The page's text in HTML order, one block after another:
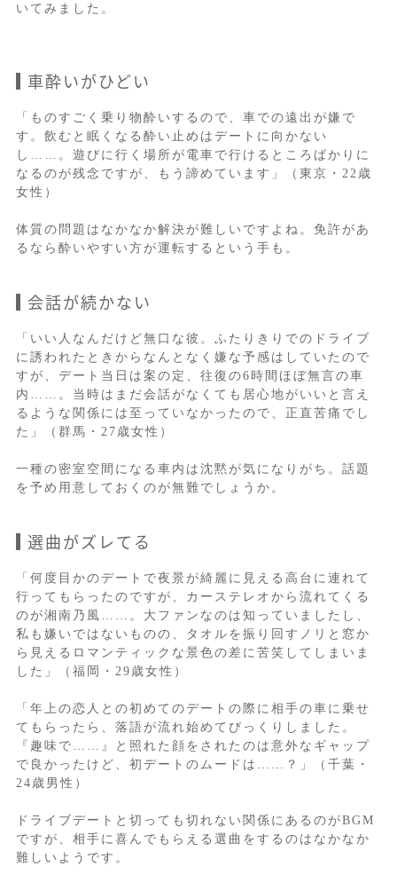
いてみました。
車酔いがひどい
「ものすごく乗り物酔いするので、車での遠出が嫌で
す。飲むと眠くなる酔い止めはデートに向かない
し……。遊びに行く場所が電車で行けるところばかりに
なるのが残念ですが、もう諦めています」（東京・22歳
女性）
体質の問題はなかなか解決が難しいですよね。免許があ
るなら酔いやすい方が運転するという手も。
会話が続かない
「いい人なんだけど無口な彼。ふたりきりでのドライブ
に誘われたときからなんとなく嫌な予感はしていたので
すが、デート当日は案の定、往復の6時間ほぼ無言の車
内……。当時はまだ会話がなくても居心地がいいと言え
るような関係には至っていなかったので、正直苦痛でし
た」（群馬・27歳女性）
一種の密室空間になる車内は沈黙が気になりがち。話題
を予め用意しておくのが無難でしょうか。
選曲がズレてる
「何度目かのデートで夜景が綺麗に見える高台に連れて
行ってもらったのですが、カーステレオから流れてくる
のが湘南乃風……。大ファンなのは知っていましたし、
私も嫌いではないものの、タオルを振り回すノリと窓か
ら見えるロマンティックな景色の差に苦笑してしまいま
した」（福岡・29歳女性）
「年上の恋人との初めてのデートの際に相手の車に乗せ
てもらったら、落語が流れ始めてびっくりしました。
『趣味で……』と照れた顔をされたのは意外なギャップ
で良かったけど、初デートのムードは……？」（千葉・
24歳男性）
ドライブデートと切っても切れない関係にあるのがBGM
ですが、相手に喜んでもらえる選曲をするのはなかなか
難しいようです。